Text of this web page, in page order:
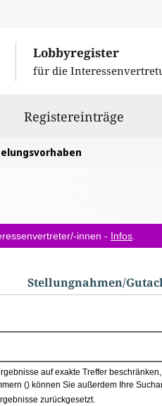
Lobbyregister
für die
Registereinträge
innen - Infos
Stellungnahmen/​
auf exakte Treffer
() können Sie außerdem Ihre
zurückgesetzt.